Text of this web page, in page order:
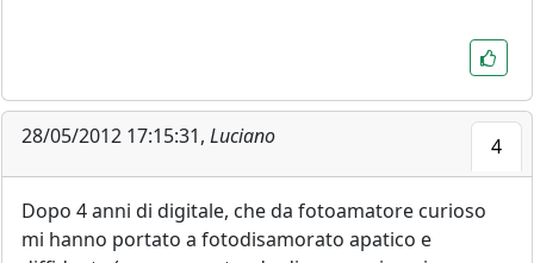
28/05/2012 17:15:31, Luciano 4
Dopo 4 anni di digitale, che da fotoamatore curioso
mi hanno portato a fotodisamorato apatico e